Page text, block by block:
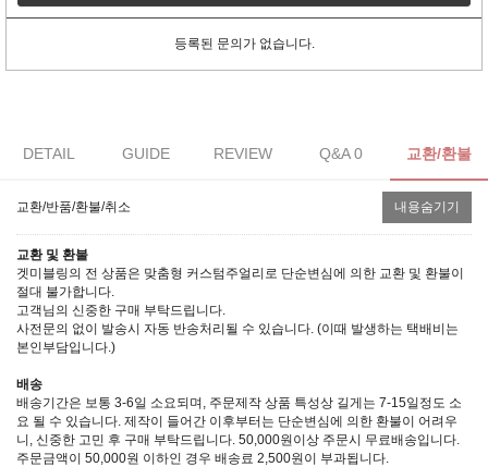
등록된 문의가 없습니다.
DETAIL GUIDE REVIEW Q&A 0 교환/환불
교환/반품/환불/취소 내용숨기기
교환 및 환불
겟미블링의 전 상품은 맞춤형 커스텀주얼리로 단순변심에 의한 교환 및 환불이
절대 불가합니다.
고객님의 신중한 구매 부탁드립니다.
사전문의 없이 발송시 자동 반송처리될 수 있습니다. (이때 발생하는 택배비는
본인부담입니다.)
배송
배송기간은 보통 3-6일 소요되며, 주문제작 상품 특성상 길게는 7-15일정도 소
요 될 수 있습니다. 제작이 들어간 이후부터는 단순변심에 의한 환불이 어려우
니, 신중한 고민 후 구매 부탁드립니다. 50,000원이상 주문시 무료배송입니다.
주문금액이 50,000원 이하인 경우 배송료 2,500원이 부과됩니다.